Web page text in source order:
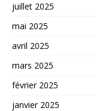
juillet 2025
mai 2025
avril 2025
mars 2025
février 2025
janvier 2025